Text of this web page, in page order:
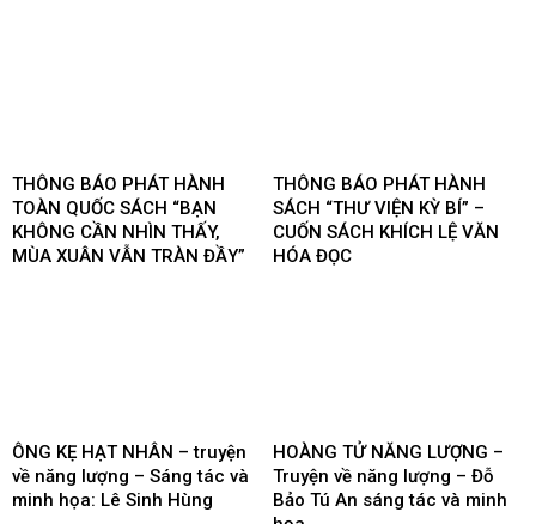
THÔNG BÁO PHÁT HÀNH
TOÀN QUỐC SÁCH “BẠN
KHÔNG CẦN NHÌN THẤY,
MÙA XUÂN VẪN TRÀN ĐẦY”
THÔNG BÁO PHÁT HÀNH
SÁCH “THƯ VIỆN KỲ BÍ” –
CUỐN SÁCH KHÍCH LỆ VĂN
HÓA ĐỌC
ÔNG KẸ HẠT NHÂN – truyện
về năng lượng – Sáng tác và
minh họa: Lê Sinh Hùng
HOÀNG TỬ NĂNG LƯỢNG –
Truyện về năng lượng – Đỗ
Bảo Tú An sáng tác và minh